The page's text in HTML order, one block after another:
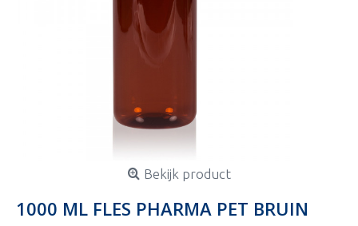
Bekijk product
1000 ML FLES PHARMA PET BRUIN